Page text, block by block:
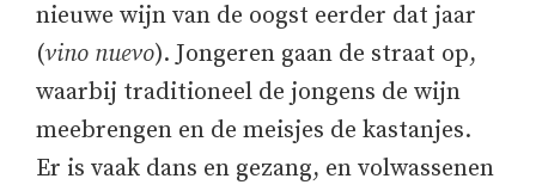
nieuwe wijn van de oogst eerder dat jaar
(vino nuevo). Jongeren gaan de straat op,
waarbij traditioneel de jongens de wijn
meebrengen en de meisjes de kastanjes.
Er is vaak dans en gezang, en volwassenen